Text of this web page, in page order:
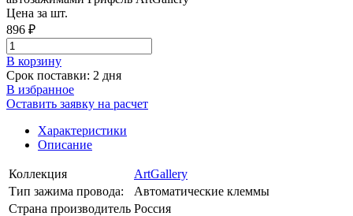
Цена за шт.
896 ₽
В корзинy
Срок поставки: 2 дня
В избранное
Оставить заявку на расчет
Характеристики
Описание
Коллекция
ArtGallery
Тип зажима провода:
Автоматические клеммы
Страна производитель Россия